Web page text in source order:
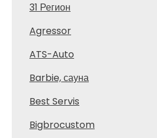
31 Регион
Agressor
ATS-Auto
Barbie, сауна
Best Servis
Bigbrocustom